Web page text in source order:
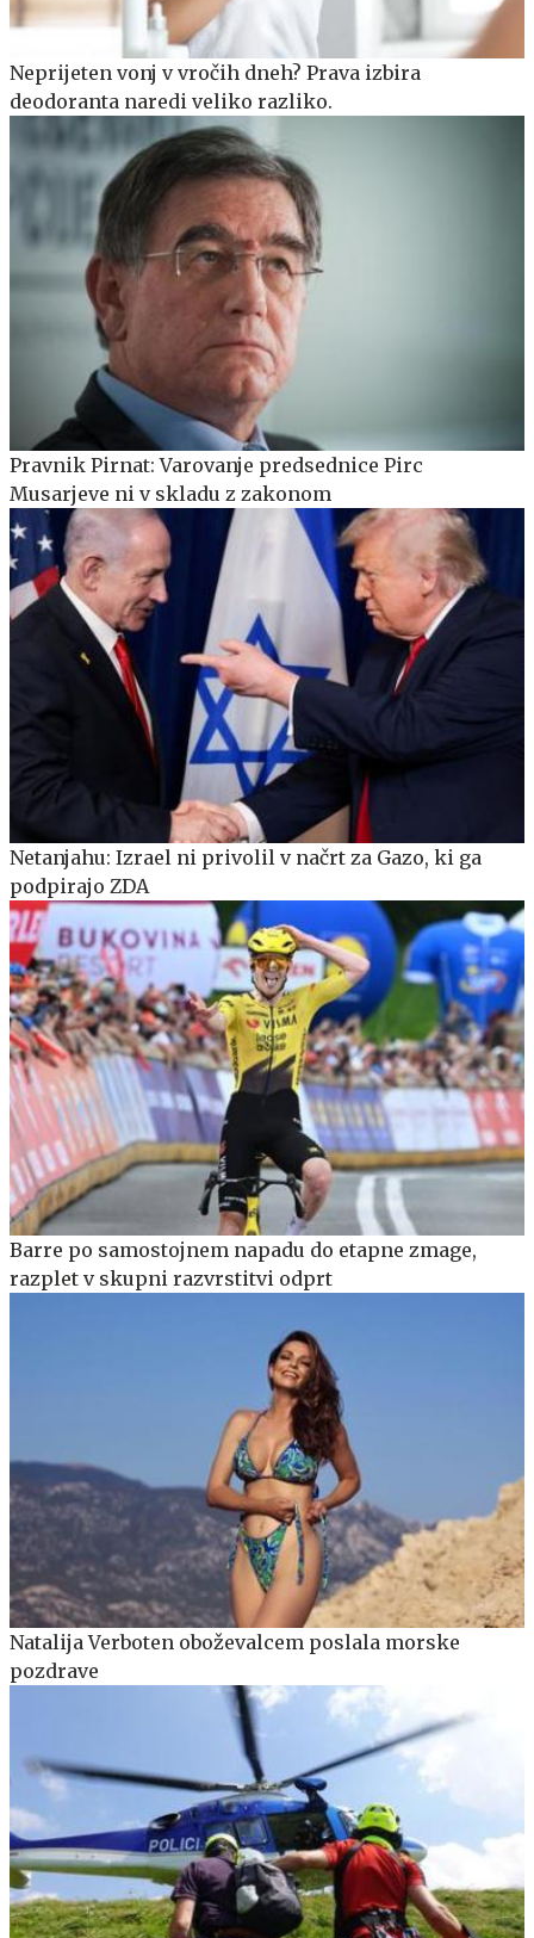
Neprijeten vonj v vročih dneh? Prava izbira
deodoranta naredi veliko razliko.
Pravnik Pirnat: Varovanje predsednice Pirc
Musarjeve ni v skladu z zakonom
Netanjahu: Izrael ni privolil v načrt za Gazo, ki ga
podpirajo ZDA
Barre po samostojnem napadu do etapne zmage,
razplet v skupni razvrstitvi odprt
Natalija Verboten oboževalcem poslala morske
pozdrave